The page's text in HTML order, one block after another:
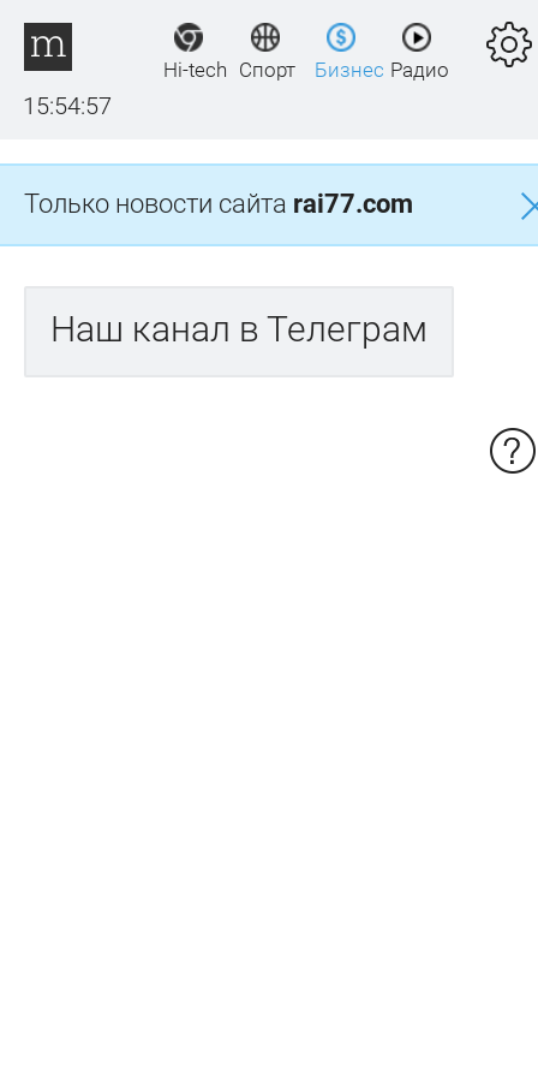
15:54:57
Hi-tech Спорт Бизнес Радио
Только новости сайта rai77.com
Наш канал в Телеграм